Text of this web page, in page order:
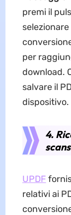
premi il
per
download.
salvare il
dispositivo.
4.
UPDF
relativi ai